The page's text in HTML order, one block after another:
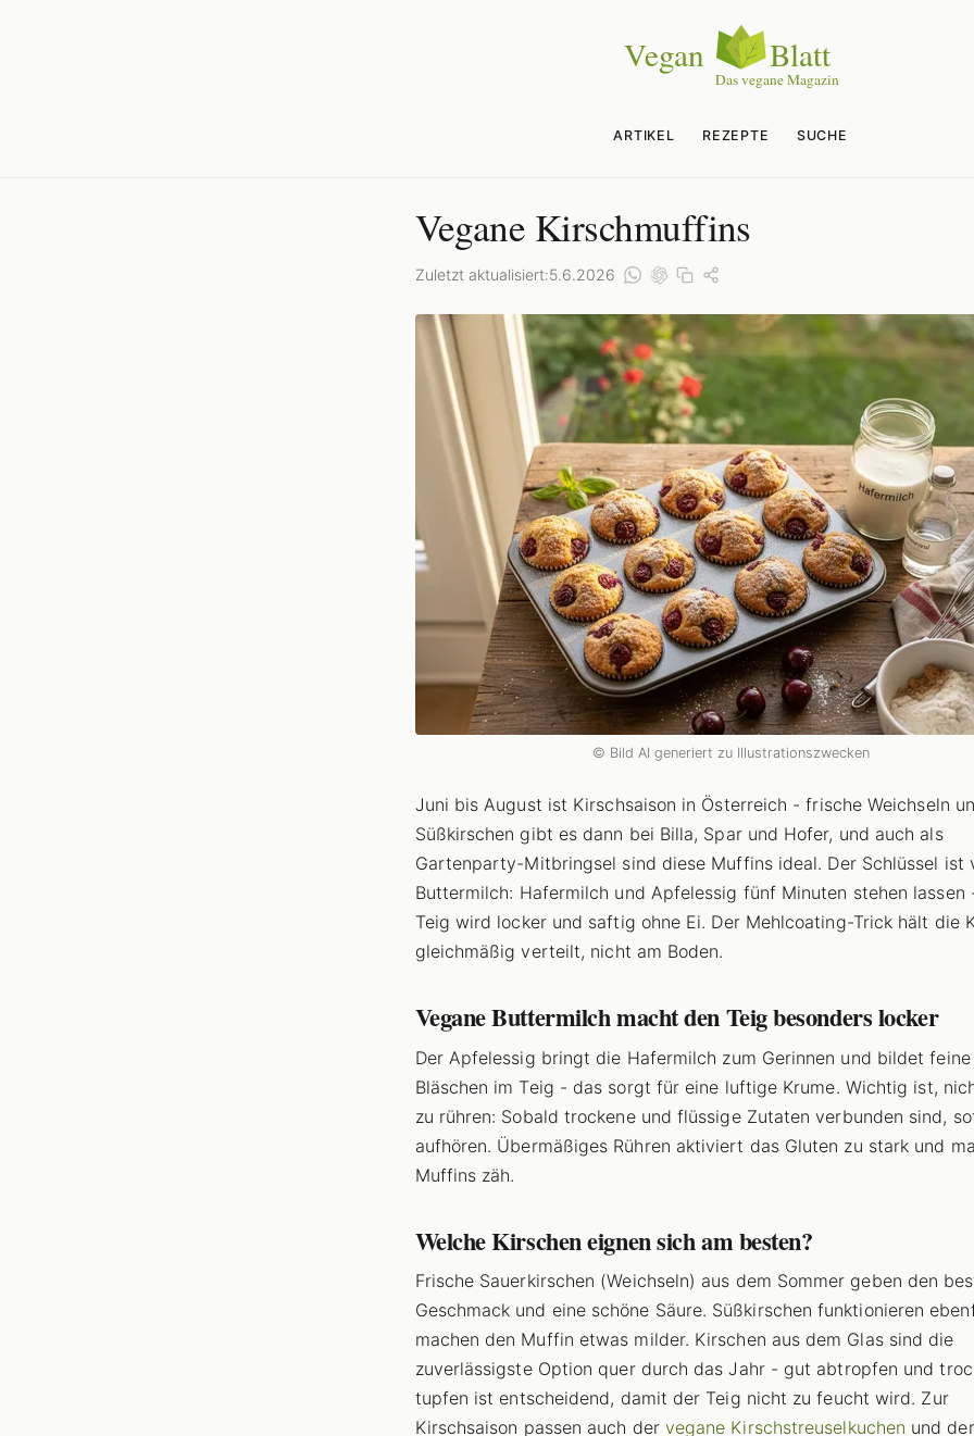
ARTIKEL REZEPTE SUCHE
Vegane Kirschmuffins
Zuletzt aktualisiert:5.6.2026
© Bild AI generiert zu Illustrationszwecken
Juni bis August ist Kirschsaison in Österreich - frische Weichseln
Süßkirschen gibt es dann bei Billa, Spar und Hofer, und auch als
Gartenparty-Mitbringsel sind diese Muffins ideal. Der Schlüssel ist
Buttermilch: Hafermilch und Apfelessig fünf Minuten stehen lassen
Teig wird locker und saftig ohne Ei. Der Mehlcoating-Trick hält die
gleichmäßig verteilt, nicht am Boden.
Vegane Buttermilch macht den Teig besonders locker
Der Apfelessig bringt die Hafermilch zum Gerinnen und bildet feine
Bläschen im Teig - das sorgt für eine luftige Krume. Wichtig ist,
zu rühren: Sobald trockene und flüssige Zutaten verbunden sind,
aufhören. Übermäßiges Rühren aktiviert das Gluten zu stark und
Muffins zäh.
Welche Kirschen eignen sich am besten?
Frische Sauerkirschen (Weichseln) aus dem Sommer geben den
Geschmack und eine schöne Säure. Süßkirschen funktionieren
machen den Muffin etwas milder. Kirschen aus dem Glas sind die
zuverlässigste Option quer durch das Jahr - gut abtropfen und
tupfen ist entscheidend, damit der Teig nicht zu feucht wird. Zur
Kirschsaison passen auch der vegane Kirschstreuselkuchen und